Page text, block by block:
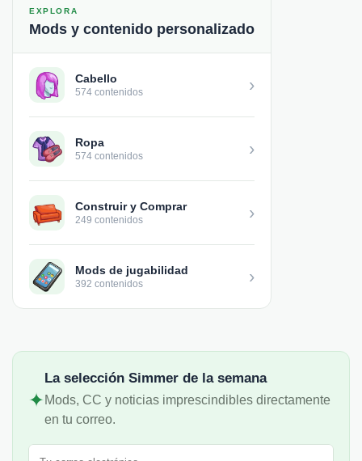
EXPLORA
Mods y contenido personalizado
Cabello
574 contenidos ›
Ropa
574 contenidos ›
Construir y Comprar
249 contenidos ›
Mods de jugabilidad
392 contenidos ›
✦
La selección Simmer de la semana
Mods, CC y noticias imprescindibles directamente
en tu correo.
Correo electrónico